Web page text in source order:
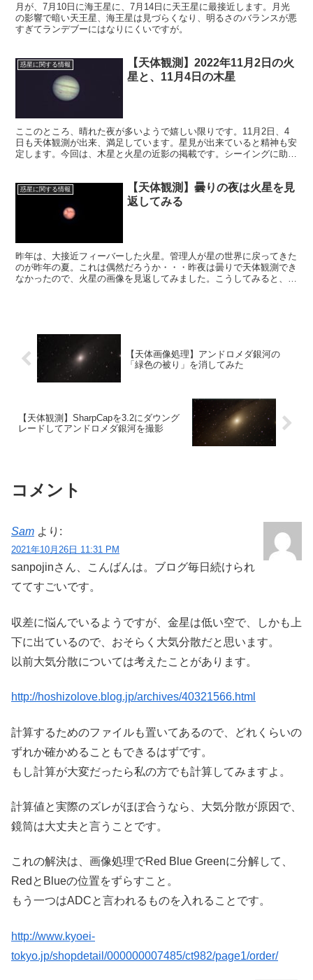
月が、7月10日に海王星に、7月14日に天王星に最接近します。月光
の影響で暗い天王星、海王星は見づらくなり、明るさのバランスが悪
すぎてランデブーにはなりにくいですが。
惑星に関する情報
【天体観測】2022年11月2日の火
星と、11月4日の木星
ここのところ、晴れた夜が多いようで嬉しい限りです。11月2日、4
日も天体観測が出来、満足しています。星見が出来ていると精神も安
定します。今回は、木星と火星の近影の掲載です。シーイングに助け
惑星に関する情報
【天体観測】曇りの夜は火星を見
返してみる
昨年は、大接近フィーバーした火星。管理人が星の世界に戻ってきた
のが昨年の夏。これは偶然だろうか・・・昨夜は曇りで天体観測でき
なかったので、火星の画像を見返してみました。こうしてみると、火
【天体画像処理】アンドロメダ銀河の
「緑色の被り」を消してみた
【天体観測】SharpCapを3.2にダウング
レードしてアンドロメダ銀河を撮影
コメント
Sam より:
2021年10月26日 11:31 PM
sanpojinさん、こんばんは。ブログ毎日続けられ
ててすごいです。
収差に悩んでいるようですが、金星は低い空で、しかも上
下に出ているので、おそらく大気分散だと思います。
以前大気分散については考えたことがあります。
http://hoshizolove.blog.jp/archives/40321566.html
計算するためのファイルも置いてあるので、どれくらいの
ずれか確かめることもできるはずです。
もし計算が大変だったら私の方でも計算してみますよ。
計算値と実際のズレがほぼ合うなら、大気分散が原因で、
鏡筒は大丈夫と言うことです。
これの解決は、画像処理でRed Blue Greenに分解して、
RedとBlueの位置をずらすこと。
もう一つはADCと言われるものを入れることです。
http://www.kyoei-
tokyo.jp/shopdetail/000000007485/ct982/page1/order/